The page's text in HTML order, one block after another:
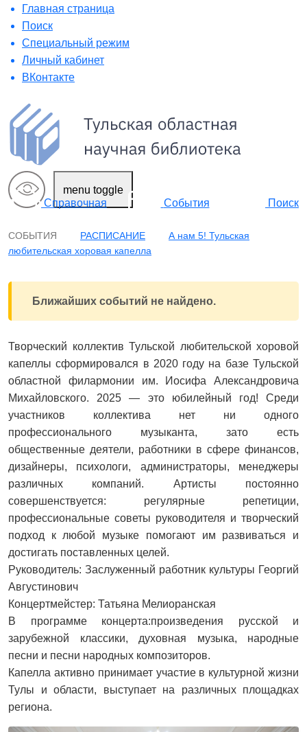
Главная страница
Поиск
Специальный режим
Личный кабинет
ВКонтакте
menu toggle
Справочная
События Поиск
СОБЫТИЯ РАСПИСАНИЕ
А нам 5! Тульская
любительская хоровая капелла
Ближайших событий не найдено.
Творческий коллектив Тульской любительской хоровой
капеллы сформировался в 2020 году на базе Тульской
областной филармонии им. Иосифа Александровича
Михайловского. 2025 — это юбилейный год! Среди
участников коллектива нет ни одного
профессионального музыканта, зато есть
общественные деятели, работники в сфере финансов,
дизайнеры, психологи, администраторы, менеджеры
различных компаний. Артисты постоянно
совершенствуется: регулярные репетиции,
профессиональные советы руководителя и творческий
подход к любой музыке помогают им развиваться и
достигать поставленных целей.
Руководитель: Заслуженный работник культуры Георгий
Августинович
Концертмейстер: Татьяна Мелиоранская
В программе концерта:произведения русской и
зарубежной классики, духовная музыка, народные
песни и песни народных композиторов.
Капелла активно принимает участие в культурной жизни
Тулы и области, выступает на различных площадках
региона.